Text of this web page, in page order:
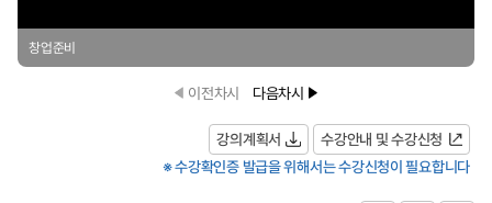
창업준비
이전차시 다음차시
강의계획서
수강안내 및 수강신청
※ 수강확인증 발급을 위해서는 수강신청이 필요합니다